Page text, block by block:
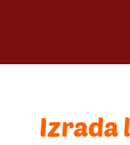
Izrada